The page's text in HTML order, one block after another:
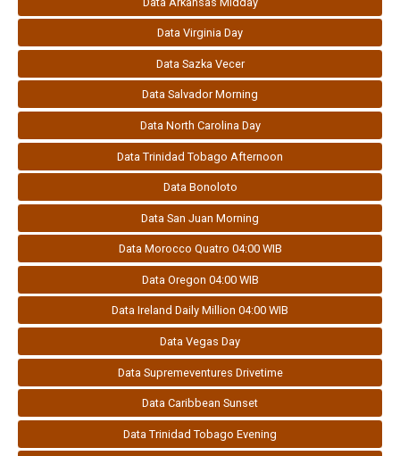
Data Virginia Day
Data Sazka Vecer
Data Salvador Morning
Data North Carolina Day
Data Trinidad Tobago Afternoon
Data Bonoloto
Data San Juan Morning
Data Morocco Quatro 04:00 WIB
Data Oregon 04:00 WIB
Data Ireland Daily Million 04:00 WIB
Data Vegas Day
Data Supremeventures Drivetime
Data Caribbean Sunset
Data Trinidad Tobago Evening